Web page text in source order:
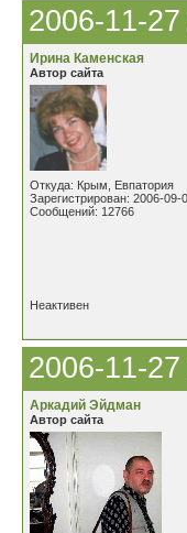
2006-11-
Ирина Каменская
Автор сайта
Откуда: Крым, Евпатория
Зарегистрирован: 2006-09-
Сообщений: 12766
Неактивен
2006-11-
Аркадий Эйдман
Автор сайта